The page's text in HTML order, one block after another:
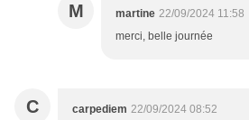
M martine 22/09/2024 11:58
merci, belle journée
C carpediem 22/09/2024 08:52